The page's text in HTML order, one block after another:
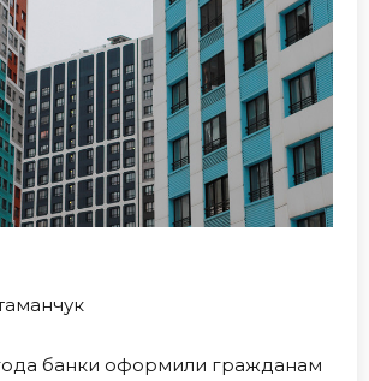
банки оформили гражданам